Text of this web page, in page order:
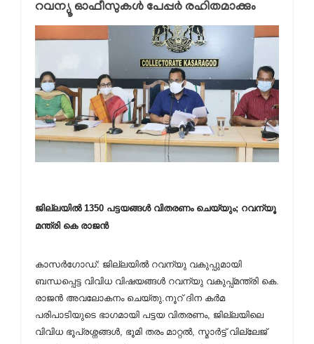
റവന്യൂ ഓഫീസുകള്‍ പേപ്പര്‍ രഹിതമാക്കും
ജില്ലയില്‍ 1350 പട്ടയങ്ങള്‍ വിതരണം ചെയ്യും; റവന്യൂ
മന്ത്രി കെ രാജന്‍
കാസർഗോഡ്: ജില്ലയില്‍ റവന്യു വകുപ്പുമായി
ബന്ധപ്പെട്ട വിവിധ വിഷയങ്ങള്‍ റവന്യു വകുപ്പ്മന്ത്രി കെ.
രാജന്‍ അവലോകനം ചെയ്തു.നൂറ് ദിന കര്‍മ
പരിപാടിയുടെ ഭാഗമായി പട്ടയ വിതരണം, ജില്ലയിലെ
വിവിധ ഭൂപ്രശ്നങ്ങള്‍, ഭൂമി തരം മാറ്റല്‍, സ്മാര്‍ട്ട് വില്ലേജ്